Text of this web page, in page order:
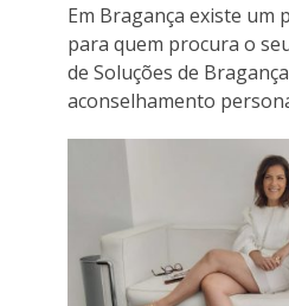
Em Bragança existe um
para quem procura o
de Soluções de
aconselhamento